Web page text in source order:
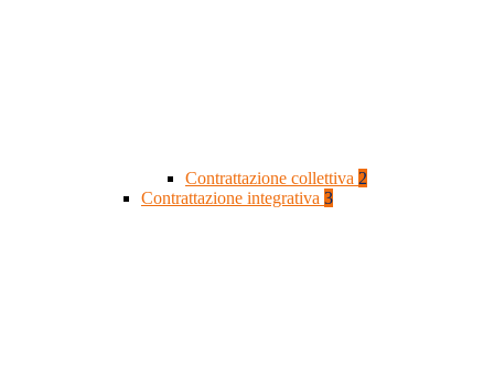
Contrattazione collettiva 2
Contrattazione integrativa 3